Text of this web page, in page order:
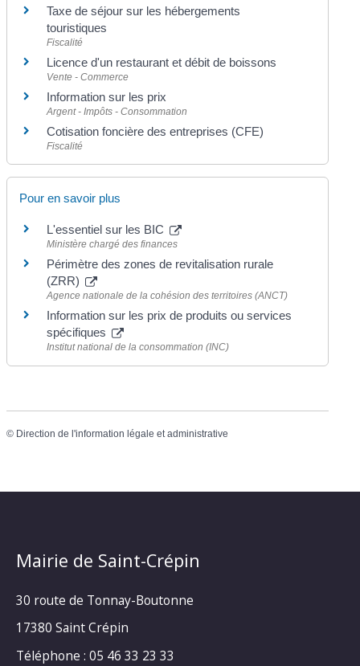
Taxe de séjour sur les hébergements
touristiques
Fiscalité
Licence d'un restaurant et débit de boissons
Vente - Commerce
Information sur les prix
Argent - Impôts - Consommation
Cotisation foncière des entreprises (CFE)
Fiscalité
Pour en savoir plus
L'essentiel sur les BIC
Ministère chargé des finances
Périmètre des zones de revitalisation rurale
(ZRR)
Agence nationale de la cohésion des territoires (ANCT)
Information sur les prix de produits ou services
spécifiques
Institut national de la consommation (INC)
© Direction de l'information légale et administrative
Mairie de Saint-Crépin
30 route de Tonnay-Boutonne
17380 Saint Crépin
Téléphone : 05 46 33 23 33